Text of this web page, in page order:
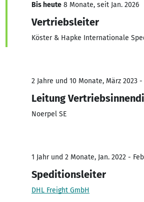
Bis heute 8 Monate, seit Jan. 2026
Vertriebsleiter
Köster & Hapke Internationale
2 Jahre und 10 Monate, März 2023 -
Leitung
Noerpel SE
1 Jahr und 2 Monate, Jan. 2022 -
Speditionsleiter
DHL Freight GmbH